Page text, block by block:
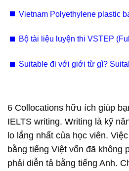
Vietnam Polyethylene plastic
Bộ tài liệu luyện thi VSTEP
Suitable đi với giới từ gì?
6 Collocations hữu ích giúp
IELTS writing. Writing là kỹ
lo lắng nhất của học viên.
bằng tiếng Việt vốn đã không
phải diễn tả bằng tiếng Anh.